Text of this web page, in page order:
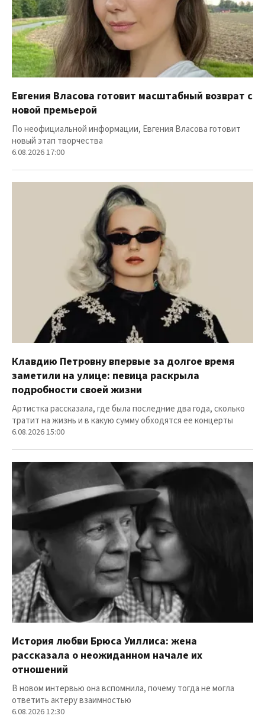
Евгения Власова готовит масштабный возврат с
новой премьерой
По неофициальной информации, Евгения Власова готовит
новый этап творчества
6.08.2026 17:00
Клавдию Петровну впервые за долгое время
заметили на улице: певица раскрыла
подробности своей жизни
Артистка рассказала, где была последние два года, сколько
тратит на жизнь и в какую сумму обходятся ее концерты
6.08.2026 15:00
История любви Брюса Уиллиса: жена
рассказала о неожиданном начале их
отношений
В новом интервью она вспомнила, почему тогда не могла
ответить актеру взаимностью
6.08.2026 12:30